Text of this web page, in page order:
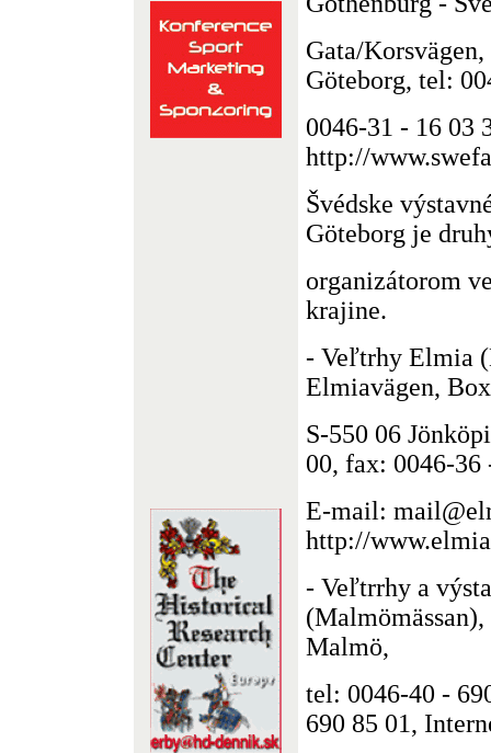
Gata/
Göteborg, tel:
0046-31 - 16 03
http://
Švédske
Göteborg je
organizátorom
krajine.
- Veľtrhy Elmia
Elmiavägen,
S-550 06
00, fax: 0046-36
E-mail:
http://
- Veľtrrhy a
Malmö,
tel: 0046-40 -
690 85 01,